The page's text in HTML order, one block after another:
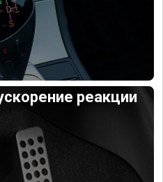
реакции